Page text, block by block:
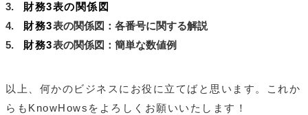
財務3表の関係図
財務3表の関係図：各番号に関する解説
財務3表の関係図：簡単な数値例
以上、何かのビジネスにお役に立てばと思います。これか
らもKnowHowsをよろしくお願いいたします！